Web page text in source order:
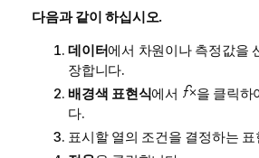
다음과 같이 하십시오.
데이터에서 차원이나 측정값을
장합니다.
배경색 표현식에서
을 클릭하
다.
표시할 열의 조건을 결정하는